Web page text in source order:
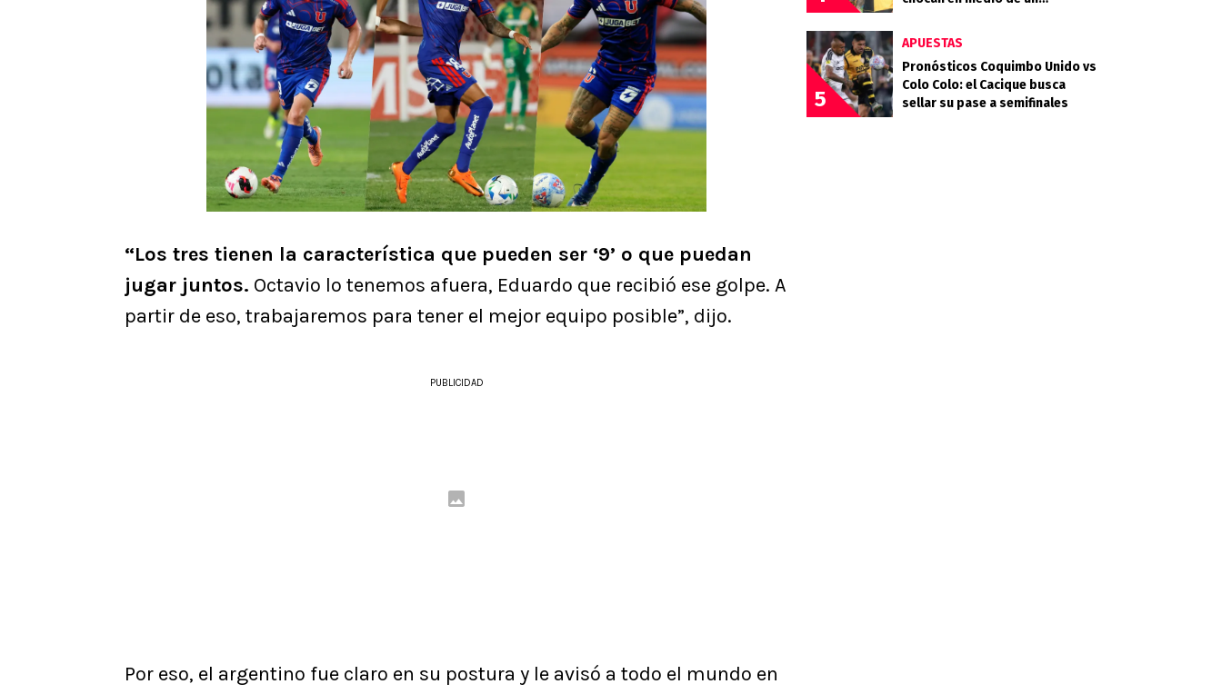
“Los tres tienen la característica que pueden ser ‘9’ o que puedan
jugar juntos. Octavio lo tenemos afuera, Eduardo que recibió ese golpe. A
partir de eso, trabajaremos para tener el mejor equipo posible”, dijo.
PUBLICIDAD
Por eso, el argentino fue claro en su postura y le avisó a todo el mundo en
5
APUESTAS
Pronósticos Coquimbo Unido vs
Colo Colo: el Cacique busca
sellar su pase a semifinales